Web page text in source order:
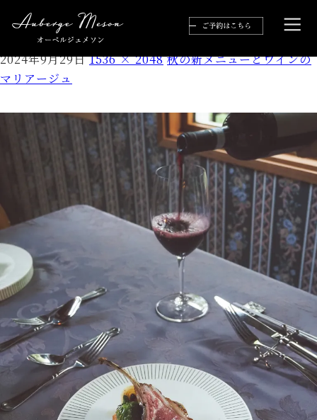
P8277053-2
2024年9月29日 1536 × 2048 秋の新メニューとワインの
マリアージュ